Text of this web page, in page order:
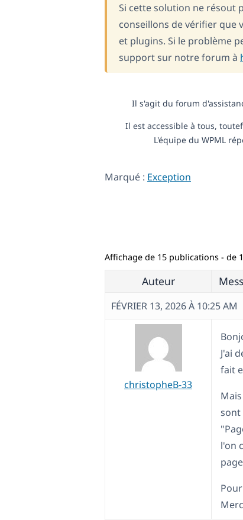
Si cette solution ne résout
conseillons de vérifier que
et plugins. Si le problème
support sur notre forum à
Il s'agit du forum
Il est accessible à tous,
L'équipe du WPML
Marqué : Exception
Affichage de 15 publications - de
Auteur
FÉVRIER 13, 2026 À 10:25 AM
christopheB-33
J'ai
fait
sont
l'on